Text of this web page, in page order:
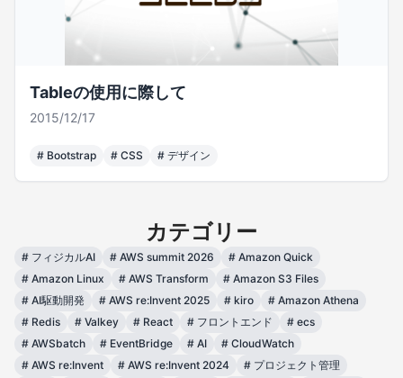
Tableの使用に際して
2015/12/17
# Bootstrap # CSS # デザイン
カテゴリー
# フィジカルAI # AWS summit 2026 # Amazon Quick
# Amazon Linux # AWS Transform # Amazon S3 Files
# AI駆動開発 # AWS re:Invent 2025 # kiro # Amazon Athena
# Redis # Valkey # React # フロントエンド # ecs
# AWSbatch # EventBridge # AI # CloudWatch
# AWS re:Invent # AWS re:Invent 2024 # プロジェクト管理